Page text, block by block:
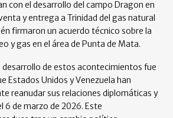
con el desarrollo del campo Dragon en
y entrega a Trinidad del gas natural
firmaron un acuerdo técnico sobre la
y gas en el área de Punta de Mata.
desarrollo de estos acontecimientos fue
Estados Unidos y Venezuela han
reanudar sus relaciones diplomáticas y
6 de marzo de 2026. Este